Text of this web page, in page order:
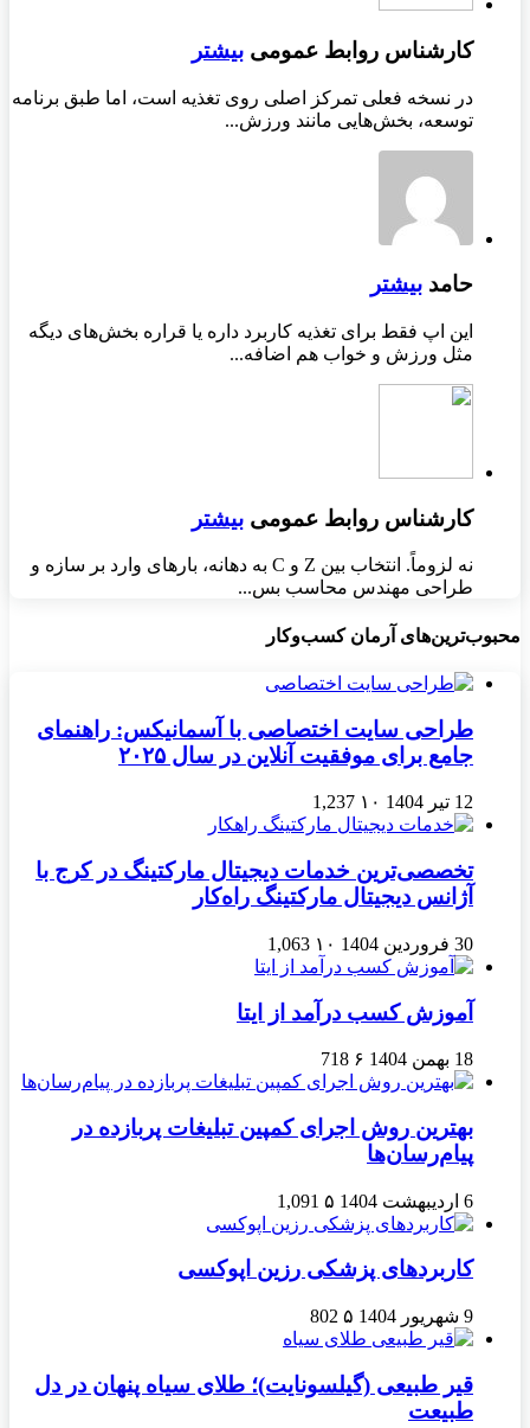
کارشناس روابط عمومی بیشتر
در نسخه فعلی تمرکز اصلی روی تغذیه است، اما طبق برنامه
توسعه، بخش‌هایی مانند ورزش...
حامد بیشتر
این اپ فقط برای تغذیه کاربرد داره یا قراره بخش‌های دیگه
مثل ورزش و خواب هم اضافه...
کارشناس روابط عمومی بیشتر
نه لزوماً. انتخاب بین Z و C به دهانه، بارهای وارد بر سازه و
طراحی مهندس محاسب بس...
محبوب‌ترین‌های آرمان کسب‌وکار
طراحی سایت اختصاصی با آسمانیکس: راهنمای
جامع برای موفقیت آنلاین در سال ۲۰۲۵
12 تیر 1404 ۱۰ 1,237
تخصصی‌ترین خدمات دیجیتال مارکتینگ در کرج با
آژانس دیجیتال مارکتینگ راه‌کار
30 فروردین 1404 ۱۰ 1,063
آموزش کسب درآمد از ایتا
18 بهمن 1404 ۶ 718
بهترین روش اجرای کمپین تبلیغات پربازده در
پیام‌رسان‌ها
6 اردیبهشت 1404 ۵ 1,091
کاربردهای پزشکی رزین اپوکسی
9 شهریور 1404 ۵ 802
قیر طبیعی (گیلسونایت)؛ طلای سیاه پنهان در دل
طبیعت